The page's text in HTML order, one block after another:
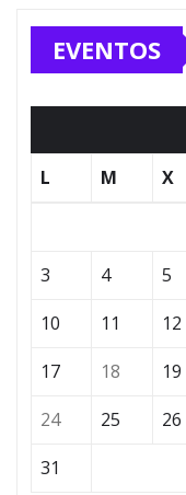
EVENTOS
L
M X
3
4 5
10
11 12
17
18 19
24
25 26
31